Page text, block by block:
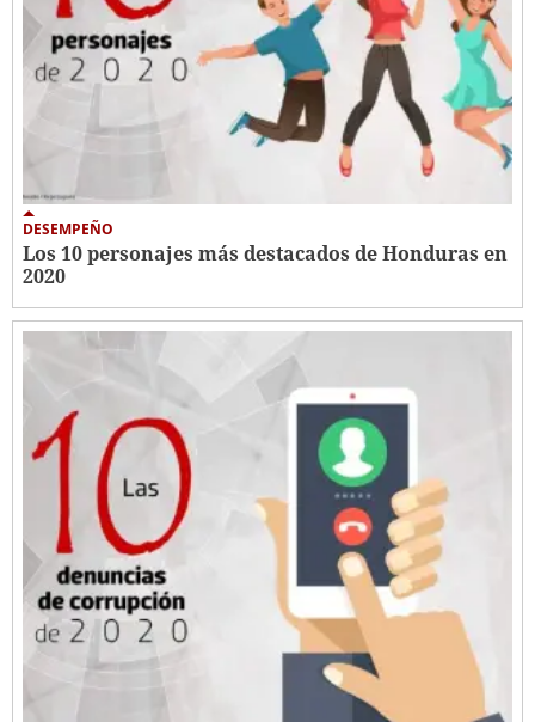
DESEMPEÑO
Los 10 personajes más destacados de Honduras en
2020